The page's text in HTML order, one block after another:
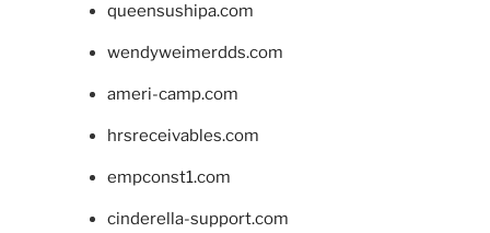
queensushipa.com
wendyweimerdds.com
ameri-camp.com
hrsreceivables.com
empconst1.com
cinderella-support.com